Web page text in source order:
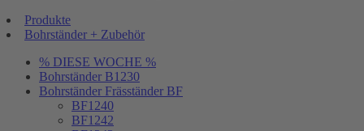
Produkte
Bohrständer + Zubehör
% DIESE WOCHE %
Bohrständer B1230
Bohrständer Fräsständer BF
BF1240
BF1242